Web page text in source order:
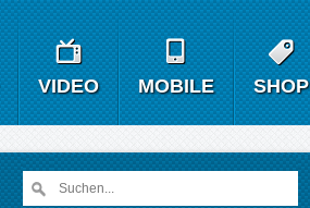
VIDEO MOBILE SHOP